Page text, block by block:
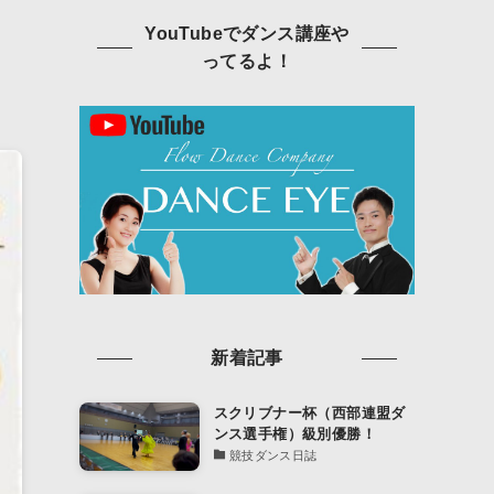
YouTubeでダンス講座や
ってるよ！
新着記事
スクリブナー杯（西部連盟ダ
ンス選手権）級別優勝！
競技ダンス日誌